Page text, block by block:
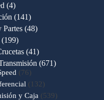
44
productos
141141
productos
Partes 4848
199199
productos
4141
productos
671671
7676
productos
132 132
productos
y Caja 539539